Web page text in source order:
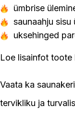
ümbrise
saunaahju
uksehinged
Loe lisainfot toote
Vaata ka
tervikliku ja